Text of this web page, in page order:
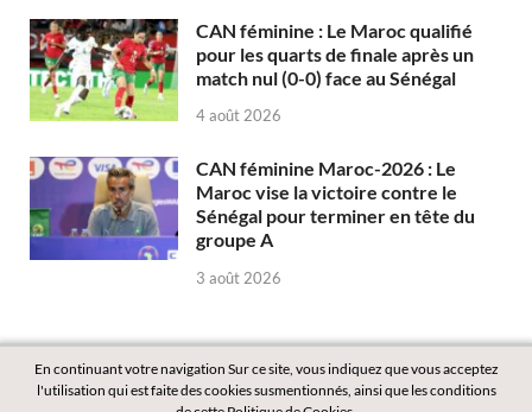
CAN féminine : Le Maroc qualifié
pour les quarts de finale après un
match nul (0-0) face au Sénégal
4 août 2026
CAN féminine Maroc-2026 : Le
Maroc vise la victoire contre le
Sénégal pour terminer en tête du
groupe A
3 août 2026
En continuant votre navigation Sur ce site, vous indiquez que vous acceptez
l'utilisation qui est faite des cookies susmentionnés, ainsi que les conditions